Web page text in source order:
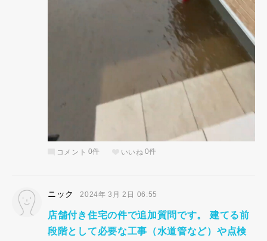
コメント 0件 いいね 0件
ニック 2024年 3月 2日 06:55
店舗付き住宅の件で追加質問です。 建てる前
段階として必要な工事（水道管など）や点検